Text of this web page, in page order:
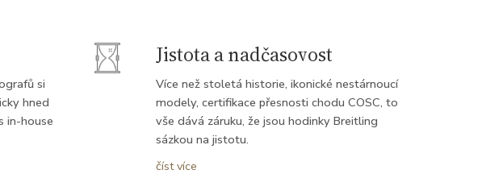
si
hned
in-house
Jistota a nadčasovost
Více než stoletá historie, ikonické nestárnoucí
modely, certifikace přesnosti chodu COSC, to
vše dává záruku, že jsou hodinky Breitling
sázkou na jistotu.
Za více než 135 let se Breitling etabloval mezi
číst více